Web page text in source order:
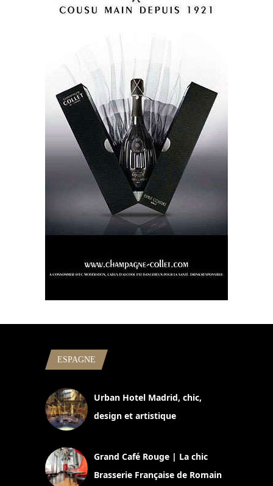
ESPAGNE
Urban Hotel Madrid, chic,
design et artistique
Grand Café Rouge | La chic
Brasserie Française de Romain